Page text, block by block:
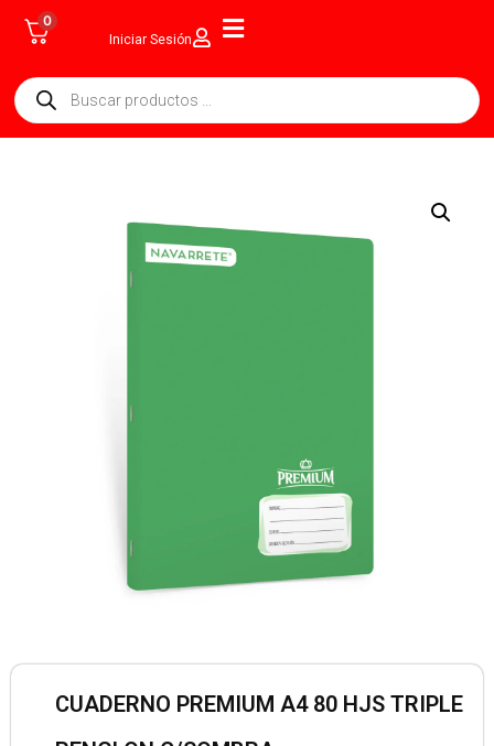
0
Iniciar Sesión
CUADERNO PREMIUM A4 80 HJS TRIPLE